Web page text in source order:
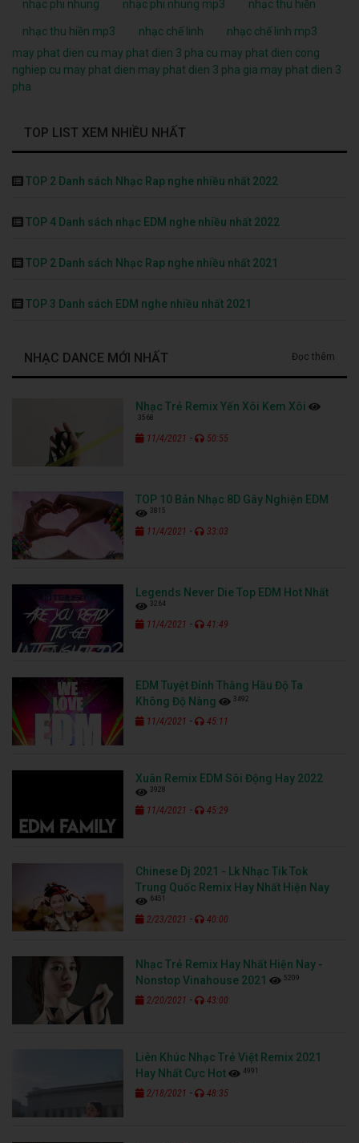
nhạc phi nhung nhạc phi nhung mp3 nhạc thu hiền
nhạc thu hiền mp3 nhạc chế linh
nhạc chế linh mp3
may phat dien cu may phat dien 3 pha cu may phat dien cong
nghiep cu may phat dien may phat dien 3 pha gia may phat dien 3
pha
TOP LIST XEM NHIỀU NHẤT
TOP 2 Danh sách Nhạc Rap nghe nhiều nhất 2022
TOP 4 Danh sách nhạc EDM nghe nhiều nhất 2022
TOP 2 Danh sách Nhạc Rap nghe nhiều nhất 2021
TOP 3 Danh sách EDM nghe nhiều nhất 2021
NHẠC DANCE MỚI NHẤT Đọc thêm
Nhạc Trẻ Remix Yến Xôi Kem Xôi
3568
11/4/2021 - 50:55
TOP 10 Bản Nhạc 8D Gây Nghiện EDM
3815
11/4/2021 - 33:03
Legends Never Die Top EDM Hot Nhất
3264
11/4/2021 - 41:49
EDM Tuyệt Đỉnh Thằng Hầu Độ Ta
Không Độ Nàng
3492
11/4/2021 - 45:11
Xuân Remix EDM Sôi Động Hay 2022
3928
11/4/2021 - 45:29
Chinese Dj 2021 - Lk Nhạc Tik Tok
Trung Quốc Remix Hay Nhất Hiện Nay
6451
2/23/2021 - 40:00
Nhạc Trẻ Remix Hay Nhất Hiện Nay -
Nonstop Vinahouse 2021
5209
2/20/2021 - 43:00
Liên Khúc Nhạc Trẻ Việt Remix 2021
Hay Nhất Cực Hot
4991
2/18/2021 - 48:35